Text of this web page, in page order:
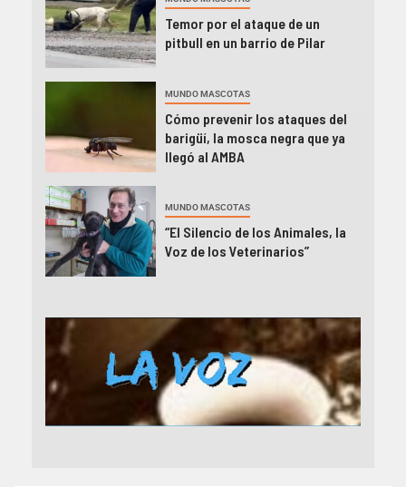
Temor por el ataque de un
pitbull en un barrio de Pilar
MUNDO MASCOTAS
Cómo prevenir los ataques del
barigüí, la mosca negra que ya
llegó al AMBA
MUNDO MASCOTAS
“El Silencio de los Animales, la
Voz de los Veterinarios”